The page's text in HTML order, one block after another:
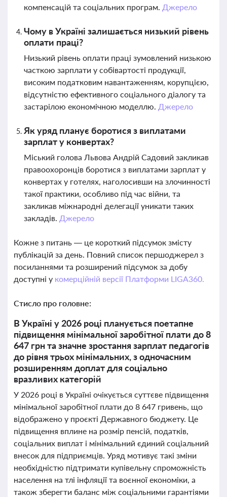
компенсацій та соціальних програм. Джерело
Чому в Україні залишається низький рівень
оплати праці?
Низький рівень оплати праці зумовлений низькою
часткою зарплати у собівартості продукції,
високим податковим навантаженням, корупцією,
відсутністю ефективного соціального діалогу та
застарілою економічною моделлю. Джерело
Як уряд планує боротися з виплатами
зарплат у конвертах?
Міський голова Львова Андрій Садовий закликав
правоохоронців боротися з виплатами зарплат у
конвертах у готелях, наголосивши на злочинності
такої практики, особливо під час війни, та
закликав міжнародні делегації уникати таких
закладів. Джерело
Кожне з питань — це короткий підсумок змісту
публікацій за день. Повний список першоджерел з
посиланнями та розширений підсумок за добу
доступні у комерційній версії Платформи LIGA360.
Стисло про головне:
В Україні у 2026 році планується поетапне
підвищення мінімальної заробітної плати до 8
647 грн та значне зростання зарплат педагогів
до рівня трьох мінімальних, з одночасним
розширенням доплат для соціально
вразливих категорій
У 2026 році в Україні очікується суттєве підвищення
мінімальної заробітної плати до 8 647 гривень, що
відображено у проєкті Державного бюджету. Це
підвищення вплине на розмір пенсій, податків,
соціальних виплат і мінімальний єдиний соціальний
внесок для підприємців. Уряд мотивує такі зміни
необхідністю підтримати купівельну спроможність
населення на тлі інфляції та воєнної економіки, а
також зберегти баланс між соціальними гарантіями